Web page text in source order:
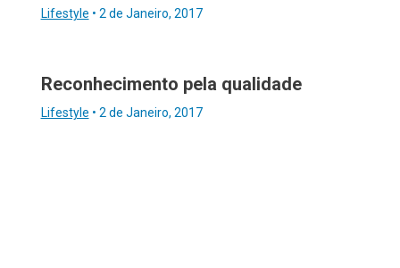
Lifestyle • 2 de Janeiro, 2017
Reconhecimento pela qualidade
Lifestyle • 2 de Janeiro, 2017